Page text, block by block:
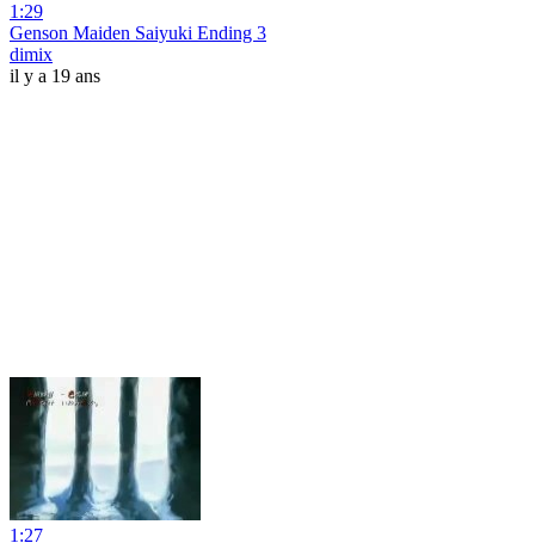
1:29
Genson Maiden Saiyuki Ending 3
dimix
il y a 19 ans
1:27